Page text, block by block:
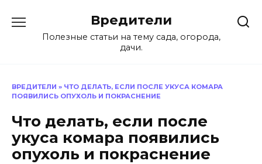
содержанию
Вредители
Полезные статьи на тему сада, огорода,
дачи.
ВРЕДИТЕЛИ » ЧТО ДЕЛАТЬ, ЕСЛИ ПОСЛЕ УКУСА КОМАРА
ПОЯВИЛИСЬ ОПУХОЛЬ И ПОКРАСНЕНИЕ
Что делать, если после
укуса комара появились
опухоль и покраснение